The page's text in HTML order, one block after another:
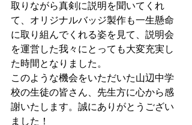
取りながら真剣に説明を聞いてくれ
て、オリジナルバッジ製作も一生懸命
に取り組んでくれる姿を見て、説明会
を運営した我々にとっても大変充実し
た時間となりました。
このような機会をいただいた山辺中学
校の生徒の皆さん、先生方に心から感
謝いたします。誠にありがとうござい
ました！